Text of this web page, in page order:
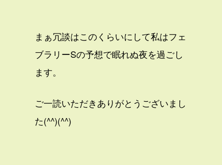
まぁ冗談はこのくらいにして私はフェ
ブラリーSの予想で眠れぬ夜を過ごし
ます。
ご一読いただきありがとうございまし
た(^^)(^^)